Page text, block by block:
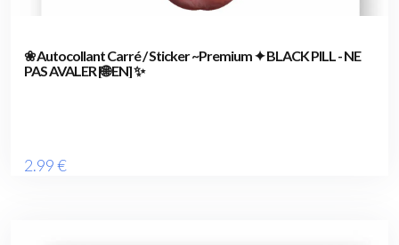
❀ Autocollant Carré / Sticker ~Premium ✦ BLACK PILL - NE
PAS AVALER [🌐 EN] ✨
2.99€